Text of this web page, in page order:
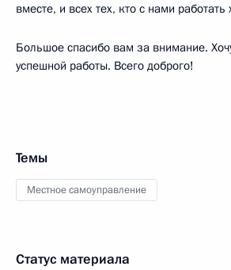
вместе, и всех тех, кто с нами работать
Большое спасибо вам за внимание.
успешной работы. Всего доброго!
Темы
Местное самоуправление
Статус материала